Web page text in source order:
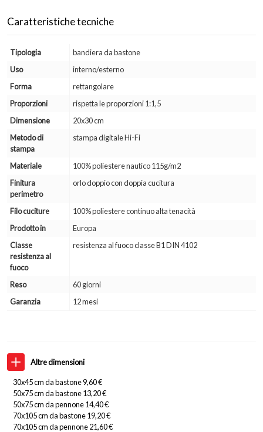
Altre dimensioni
30x45 cm da bastone 9,60 €
50x75 cm da bastone 13,20 €
50x75 cm da pennone 14,40 €
70x105 cm da bastone 19,20 €
70x105 cm da pennone 21,60 €
Caratteristiche tecniche
Tipologia
bandiera da bastone
Uso
interno/esterno
Forma
rettangolare
Proporzioni
rispetta le proporzioni 1:1,5
Dimensione
20x30 cm
Metodo di
stampa
stampa digitale Hi-Fi
Materiale
100% poliestere nautico 115g/m2
Finitura
perimetro
orlo doppio con doppia cucitura
Filo cuciture
100% poliestere continuo alta tenacità
Prodotto in
Europa
Classe
resistenza al
fuoco
resistenza al fuoco classe B1 DIN 4102
Reso
60 giorni
Garanzia
12 mesi